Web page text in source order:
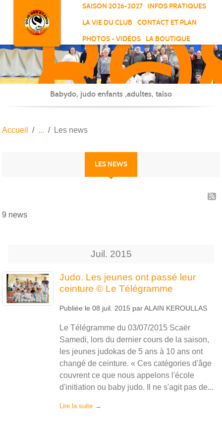
SAISON 2026-2027
INFOS PRATIQUES
LA VIE DU CLUB
CONTACT ET PLAN
PHOTOS - VIDÉOS
LA BOUTIQUE
-
-
Babydo, judo enfants ,adultes, taïso
Accueil Les news
LES NEWS
9 news
Juil. 2015
Judo. Les jeunes ont passé leur
ceinture © Le Télégramme
Publiée le 08 juil. 2015 parALAIN KEROULLAS
Le Télégramme du 03/07/2015 Scaër
Samedi, lors du dernier cours de la saison,
les jeunes judokas de 5 ans à 10 ans ont
changé de ceinture. « Ces catégories d'âge
couvrent ce que nous appelons l'école
d'initiation ou baby judo. Il ne s'agit pas de...
Lire la suite
Panneau de gestion des cookies